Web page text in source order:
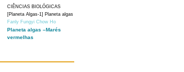
CIÊNCIAS BIOLÓGICAS
[Planeta Algas-1] Planeta algas
Fanly Fungyi Chow Ho
Planeta algas –Marés
vermelhas